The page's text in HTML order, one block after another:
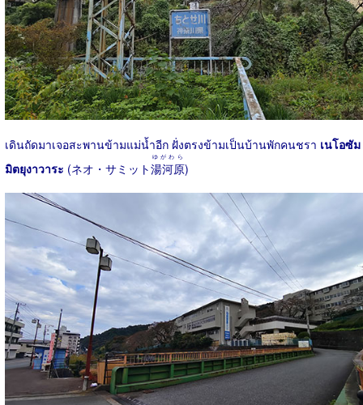
เดินถัดมาเจอสะพานข้ามแม่น้ำอีก ฝั่งตรงข้ามเป็นบ้านพักคนชรา เนโอซัม
มิตยุงาวาระ (ネオ・サミット湯河原
ゆがわら
)